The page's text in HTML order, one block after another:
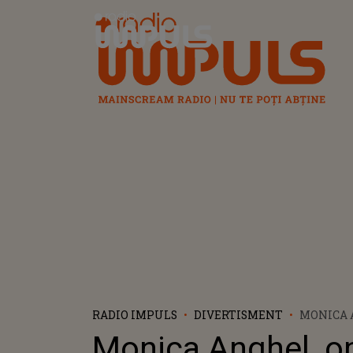
Radio Impuls
RADIO IMPULS DIVERTISMENT
MONICA
OCHI!